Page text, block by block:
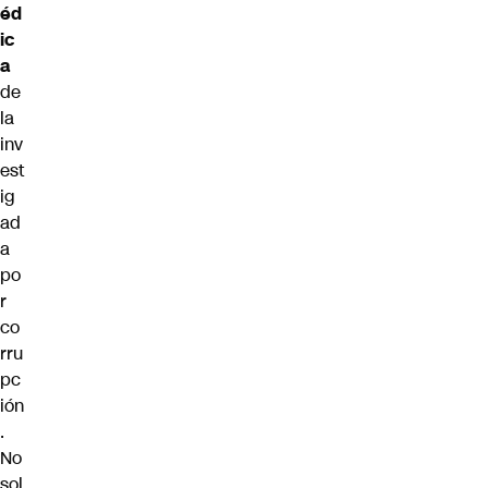
éd
ic
a
de
la
inv
est
ig
ad
a
po
r
co
rru
pc
ión
.
No